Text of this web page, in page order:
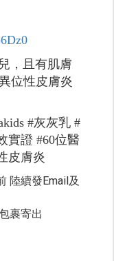
，且有肌膚
位性皮膚炎
#灰灰乳 #
實證 #60位醫
皮膚炎
陸續發Email及
裹寄出